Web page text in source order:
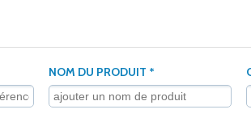
NOM DU PRODUIT *